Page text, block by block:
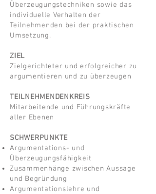
Überzeugungstechniken sowie das
individuelle Verhalten der
Teilnehmenden bei der praktischen
Umsetzung.
ZIEL
Zielgerichteter und erfolgreicher zu
argumentieren und zu überzeugen
TEILNEHMENDENKREIS
Mitarbeitende und Führungskräfte
aller Ebenen
SCHWERPUNKTE
Argumentations- und
Überzeugungsfähigkeit
Zusammenhänge zwischen Aussage
und Begründung
Argumentationslehre und